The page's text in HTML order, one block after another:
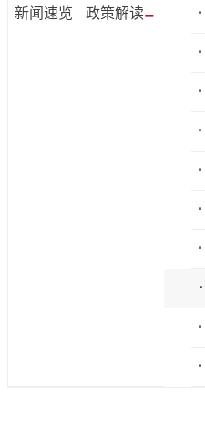
新闻速览 政策解读- ·
·
·
·
·
·
·
·
·
·